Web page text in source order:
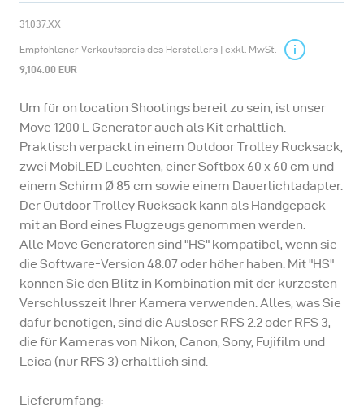
31.037.XX
Empfohlener Verkaufspreis des Herstellers | exkl. MwSt.
9,104.00 EUR
Um für on location Shootings bereit zu sein, ist unser
Move 1200 L Generator auch als Kit erhältlich.
Praktisch verpackt in einem Outdoor Trolley Rucksack,
zwei MobiLED Leuchten, einer Softbox 60 x 60 cm und
einem Schirm Ø 85 cm sowie einem Dauerlichtadapter.
Der Outdoor Trolley Rucksack kann als Handgepäck
mit an Bord eines Flugzeugs genommen werden.
Alle Move Generatoren sind "HS" kompatibel, wenn sie
die Software-Version 48.07 oder höher haben. Mit "HS"
können Sie den Blitz in Kombination mit der kürzesten
Verschlusszeit Ihrer Kamera verwenden. Alles, was Sie
dafür benötigen, sind die Auslöser RFS 2.2 oder RFS 3,
die für Kameras von Nikon, Canon, Sony, Fujifilm und
Leica (nur RFS 3) erhältlich sind.
Lieferumfang: